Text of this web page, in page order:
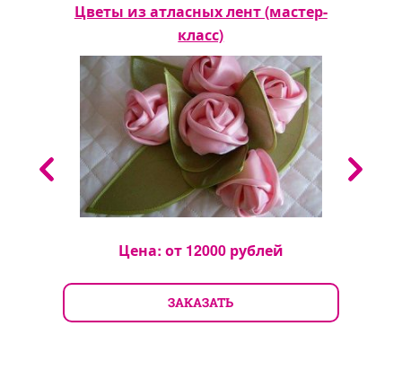
Цветы из атласных лент (мастер-
класс)
Цена: от 12000рублей
ЗАКАЗАТЬ